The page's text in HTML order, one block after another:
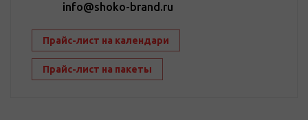
info@shoko-brand.ru
Прайс-лист на календари
Прайс-лист на пакеты